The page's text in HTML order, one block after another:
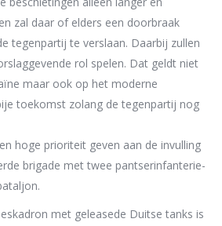
zal daar of elders een doorbraak
tegenpartij te verslaan. Daarbij zullen
rol spelen. Dat geldt niet
maar ook op het moderne
toekomst zolang de tegenpartij nog
hoge prioriteit geven aan de invulling
brigade met twee pantserinfanterie-
met geleasede Duitse tanks is